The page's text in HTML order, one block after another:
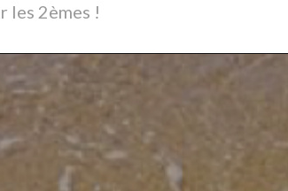
les 2èmes !